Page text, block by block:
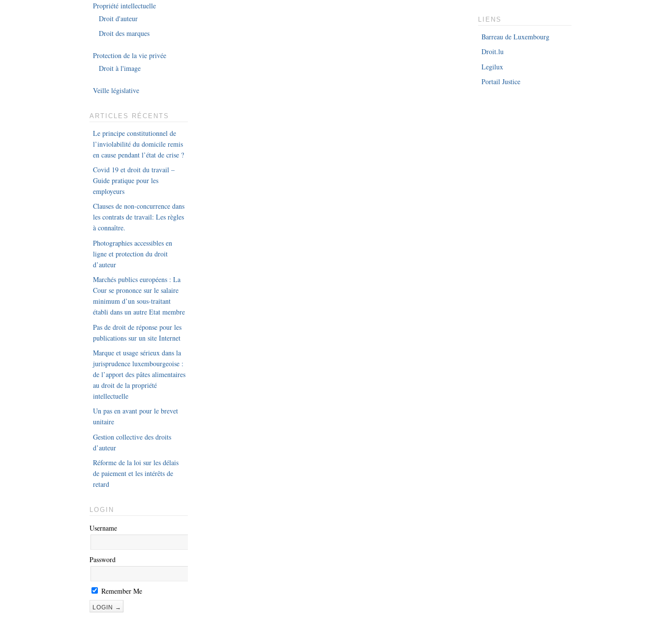
Propriété intellectuelle
Droit d'auteur
Droit des marques
Protection de la vie privée
Droit à l'image
Veille législative
ARTICLES RÉCENTS
Le principe constitutionnel de
l’inviolabilité du domicile remis
en cause pendant l’état de crise ?
Covid 19 et droit du travail –
Guide pratique pour les
employeurs
Clauses de non-concurrence dans
les contrats de travail: Les règles
à connaître.
Photographies accessibles en
ligne et protection du droit
d’auteur
Marchés publics européens : La
Cour se prononce sur le salaire
minimum d’un sous-traitant
établi dans un autre Etat membre
Pas de droit de réponse pour les
publications sur un site Internet
Marque et usage sérieux dans la
jurisprudence luxembourgeoise :
de l’apport des pâtes alimentaires
au droit de la propriété
intellectuelle
Un pas en avant pour le brevet
unitaire
Gestion collective des droits
d’auteur
Réforme de la loi sur les délais
de paiement et les intérêts de
retard
LOGIN
Username
Password
Remember Me
LIENS
Barreau de Luxembourg
Droit.lu
Legilux
Portail Justice